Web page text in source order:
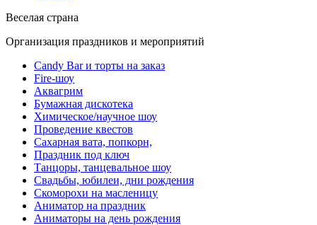
Веселая страна
Организация праздников и мероприятий
Candy Bar и торты на заказ
Fire-шоу
Аквагрим
Бумажная дискотека
Химическое/научное шоу
Проведение квестов
Сахарная вата, попкорн,
Праздник под ключ
Танцоры, танцевальное шоу
Свадьбы, юбилеи, дни рождения
Скоморохи на масленицу
Аниматор на праздник
Аниматоры на день рождения